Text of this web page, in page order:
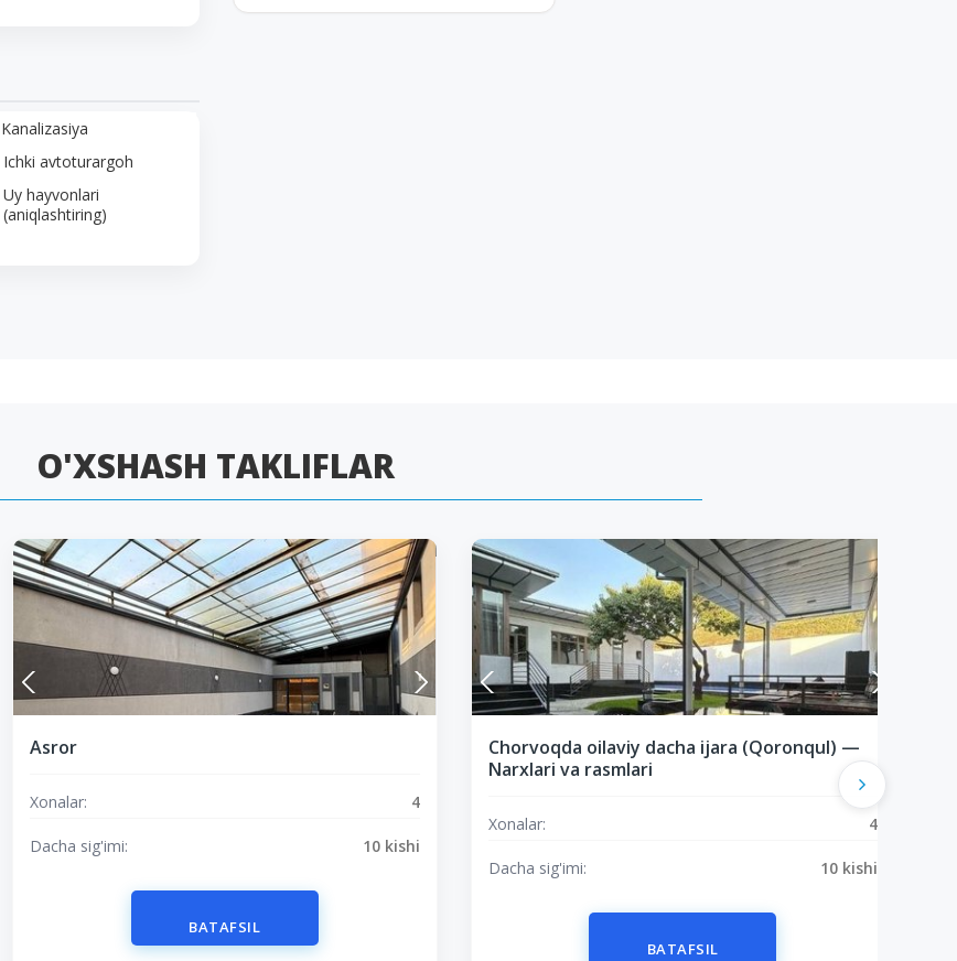
Kanalizasiya
Ichki avtoturargoh
Uy hayvonlari
(aniqlashtiring)
O'XSHASH TAKLIFLAR
Asror
Xonalar: 4
Dacha sig'imi: 10 kishi
BATAFSIL
Chorvoqda oilaviy dacha ijara (Qoronqul) —
Narxlari va rasmlari
Xonalar: 4
Dacha sig'imi: 10 kishi
BATAFSIL